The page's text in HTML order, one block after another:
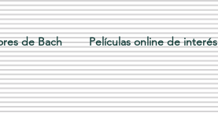
de Bach Películas online de interés